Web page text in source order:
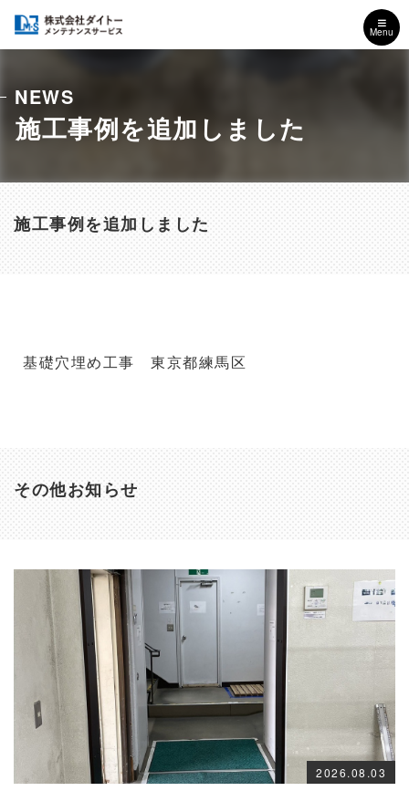
Menu
施工事例を追加しました
NEWS
施工事例を追加しました
基礎穴埋め工事 東京都練馬区
その他お知らせ
2026.08.03